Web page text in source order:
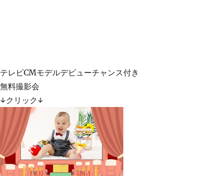
テレビCMモデルデビューチャンス付き
無料撮影会
↓クリック↓